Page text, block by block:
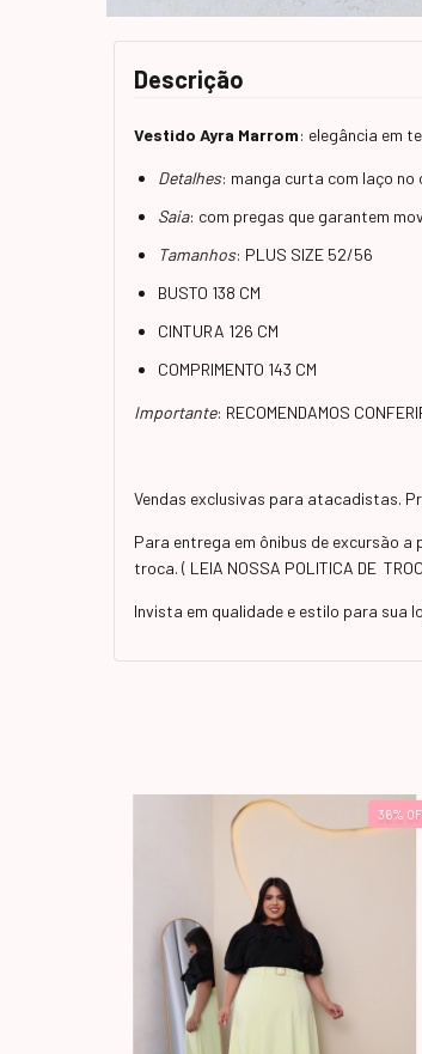
Descrição
Vestido Ayra Marrom: elegância em
Detalhes: manga curta com laço
Saia: com pregas que garantem
Tamanhos: PLUS SIZE 52/56
BUSTO 138 CM
CINTURA 126 CM
COMPRIMENTO 143 CM
Importante: RECOMENDAMOS
Vendas exclusivas para atacadistas.
Para entrega em ônibus de excursão
troca. ( LEIA NOSSA POLITICA DE
Invista em qualidade e estilo para sua
36%